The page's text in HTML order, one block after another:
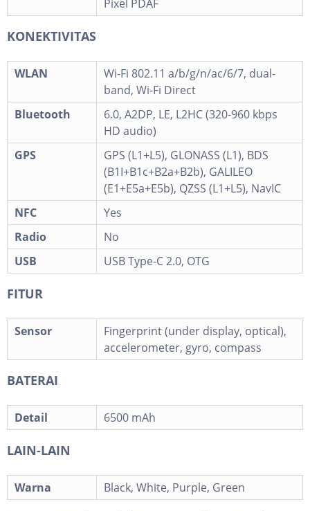
Pixel PDAF
KONEKTIVITAS
WLAN
Wi-Fi 802.11 a/b/g/n/ac/6/7, dual-
band, Wi-Fi Direct
Bluetooth
6.0, A2DP, LE, L2HC (320-960 kbps
HD audio)
GPS
GPS (L1+L5), GLONASS (L1), BDS
(B1I+B1c+B2a+B2b), GALILEO
(E1+E5a+E5b), QZSS (L1+L5), NavIC
NFC
Yes
Radio
No
USB
USB Type-C 2.0, OTG
FITUR
Sensor
Fingerprint (under display, optical),
accelerometer, gyro, compass
BATERAI
Detail 6500 mAh
LAIN-LAIN
Warna Black, White, Purple, Green